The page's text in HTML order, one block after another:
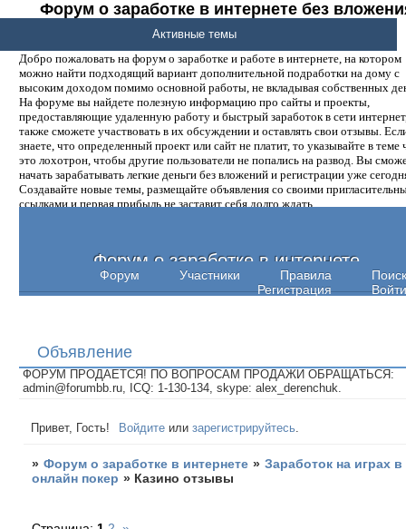
Форум о заработке в интернете без
денег.
Добро пожаловать на форум о заработке и работе в интернете, на котором
можно найти подходящий вариант дополнительной подработки на дому с
высоким доходом помимо основной работы, не вкладывая собственных
На форуме вы найдете полезную информацию про сайты и проекты,
предоставляющие удаленную работу и быстрый заработок в сети
также сможете участвовать в их обсуждении и оставлять свои отзывы.
знаете, что определенный проект или сайт не платит, то указывайте в теме
это лохотрон, чтобы другие пользователи не попались на развод. Вы
начать зарабатывать легкие деньги без вложений и регистрации уже
Создавайте новые темы, размещайте объявления со своими
ссылками и первая прибыль не заставит себя долго ждать.
Форум о заработке в интернете
Форум Участники Правила
Поиск
Регистрация
Войти
Активные темы
Объявление
ФОРУМ ПРОДАЕТСЯ! ПО ВОПРОСАМ ПРОДАЖИ ОБРАЩАТЬСЯ:
admin@forumbb.ru, ICQ: 1-130-134, skype: alex_derenchuk.
Привет, Гость! Войдите илизарегистрируйтесь
» Форум о заработке в интернете » Заработок на играх в
онлайн покер » Казино отзывы